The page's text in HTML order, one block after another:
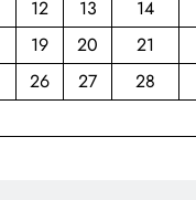
12 13 14
19 20 21
26 27 28